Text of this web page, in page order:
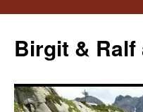
contenu
Birgit &